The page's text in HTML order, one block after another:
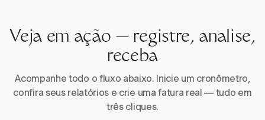
Veja em ação — registre, analise,
receba
Acompanhe todo o fluxo abaixo. Inicie um cronômetro,
confira seus relatórios e crie uma fatura real — tudo em
três cliques.